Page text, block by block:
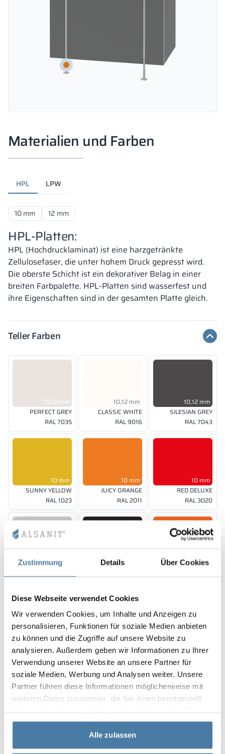
Zustimmung Details Über Cookies
Diese Webseite verwendet Cookies
Wir verwenden Cookies, um Inhalte und Anzeigen zu
personalisieren, Funktionen für soziale Medien anbieten
zu können und die Zugriffe auf unsere Website zu
analysieren. Außerdem geben wir Informationen zu Ihrer
Verwendung unserer Website an unsere Partner für
soziale Medien, Werbung und Analysen weiter. Unsere
Partner führen diese Informationen möglicherweise mit
weiteren Daten zusammen, die Sie ihnen bereitgestellt
gesammelt haben.
Alle zulassen
Materialien und Farben
HPL LPW
10 mm 12 mm
HPL-Platten:
HPL (Hochdrucklaminat) ist eine harzgetränkte
Zellulosefaser, die unter hohem Druck gepresst wird.
Die oberste Schicht ist ein dekorativer Belag in einer
breiten Farbpalette. HPL-Platten sind wasserfest und
ihre Eigenschaften sind in der gesamten Platte gleich.
Teller Farben
10,12 mm
PERFECT GREY
RAL 7035
10,12 mm
CLASSIC WHITE
RAL 9016
10,12 mm
SILESIAN GREY
RAL 7043
10 mm
SUNNY YELLOW
RAL 1023
10 mm
JUICY ORANGE
RAL 2011
10 mm
RED DELUXE
RAL 3020
10, 12 mm
SHADOW GREY
RAL 7042
10 mm
CLASSIC BLACK
10 mm
SPICE ORANGE
10 mm
FOREST GREEN
10 mm
EMERALD LAGUNA
BLUE BAY
RAL 5005